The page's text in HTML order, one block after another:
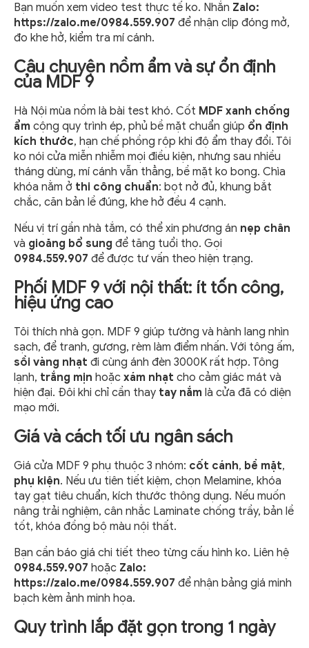
Bạn muốn xem video test thực tế ko. Nhắn Zalo:
https://zalo.me/0984.559.907 để nhận clip đóng mở,
đo khe hở, kiểm tra mí cánh.
Câu chuyện nồm ẩm và sự ổn định
của MDF 9
Hà Nội mùa nồm là bài test khó. Cốt MDF xanh chống
ẩm cộng quy trình ép, phủ bề mặt chuẩn giúp ổn định
kích thước, hạn chế phồng rộp khi độ ẩm thay đổi. Tôi
ko nói cửa miễn nhiễm mọi điều kiện, nhưng sau nhiều
tháng dùng, mí cánh vẫn thẳng, bề mặt ko bong. Chìa
khóa nằm ở thi công chuẩn: bọt nở đủ, khung bắt
chắc, căn bản lề đúng, khe hở đều 4 cạnh.
Nếu vị trí gần nhà tắm, có thể xin phương án nẹp chân
và gioăng bổ sung để tăng tuổi thọ. Gọi
0984.559.907 để được tư vấn theo hiện trạng.
Phối MDF 9 với nội thất: ít tốn công,
hiệu ứng cao
Tôi thích nhà gọn. MDF 9 giúp tường và hành lang nhìn
sạch, để tranh, gương, rèm làm điểm nhấn. Với tông ấm,
sồi vàng nhạt đi cùng ánh đèn 3000K rất hợp. Tông
lạnh, trắng mịn hoặc xám nhạt cho cảm giác mát và
hiện đại. Đôi khi chỉ cần thay tay nắm là cửa đã có diện
mạo mới.
Giá và cách tối ưu ngân sách
Giá cửa MDF 9 phụ thuộc 3 nhóm: cốt cánh, bề mặt,
phụ kiện. Nếu ưu tiên tiết kiệm, chọn Melamine, khóa
tay gạt tiêu chuẩn, kích thước thông dụng. Nếu muốn
nâng trải nghiệm, cân nhắc Laminate chống trầy, bản lề
tốt, khóa đồng bộ màu nội thất.
Bạn cần báo giá chi tiết theo từng cấu hình ko. Liên hệ
0984.559.907 hoặc Zalo:
https://zalo.me/0984.559.907 để nhận bảng giá minh
bạch kèm ảnh minh họa.
Quy trình lắp đặt gọn trong 1 ngày